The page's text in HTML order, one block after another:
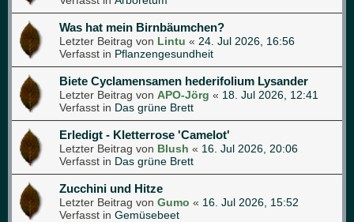
Was hat mein Birnbäumchen?
Letzter Beitrag von Lintu « 24. Jul 2026, 16:56
Verfasst in Pflanzengesundheit
Biete Cyclamensamen hederifolium Lysander
Letzter Beitrag von APO-Jörg « 18. Jul 2026, 12:41
Verfasst in Das grüne Brett
Erledigt - Kletterrose 'Camelot'
Letzter Beitrag von Blush « 16. Jul 2026, 20:06
Verfasst in Das grüne Brett
Zucchini und Hitze
Letzter Beitrag von Gumo « 16. Jul 2026, 15:52
Verfasst in Gemüsebeet